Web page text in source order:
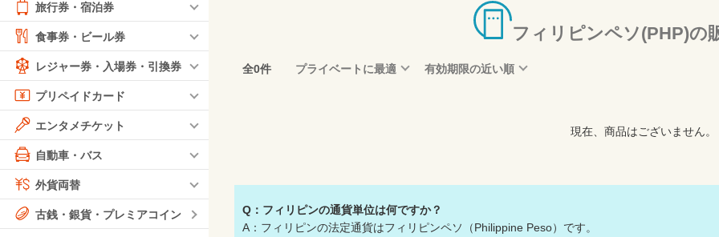
旅行券・宿泊券
食事券・ビール券
レジャー券・入場券・引換券
プリペイドカード
エンタメチケット
自動車・バス
外貨両替
古銭・銀貨・プレミアコイン
フィリピンペソ(PHP)の
全0件 プライベートに最適 有効期限の近い順
現在、商品はございません。
Q：フィリピンの通貨単位は何ですか？
A：フィリピンの法定通貨はフィリピンペソ（Philippine Peso）です。